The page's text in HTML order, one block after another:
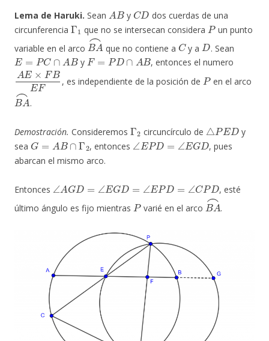
Lema de Haruki. Sean
A B
y
CD
dos cuerdas de una
circunferencia
Γ1
que no se intersecan considera
P
un punto
variable en el arco
BA⌢
que no contiene a
C
y a
D
. Sean
E=PC∩AB
y
F=P D∩AB
, entonces el numero
AE× FB EF
, es independiente de la posición de
P
en el arco
BA⌢
.
Demostración. Consideremos
Γ2
circuncírculo de
△ PED
y
sea
G=AB∩Γ 2
, entonces
∠EPD=∠EGD
, pues
abarcan el mismo arco.
Entonces
∠ A GD GD=∠ D=∠CP
, esté
último ángulo es fijo mientras
P
varié en el arco
BA⌢
.